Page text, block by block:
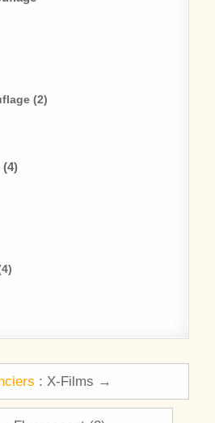
(2)
l’article
: X-Films →